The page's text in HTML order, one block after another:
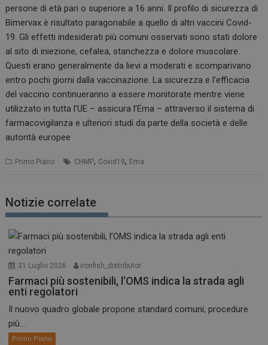
persone di età pari o superiore a 16 anni. Il profilo di sicurezza di
Bimervax è risultato paragonabile a quello di altri vaccini Covid-
19. Gli effetti indesiderati più comuni osservati sono stati dolore
al sito di iniezione, cefalea, stanchezza e dolore muscolare.
Questi erano generalmente da lievi a moderati e scomparivano
entro pochi giorni dalla vaccinazione. La sicurezza e l’efficacia
del vaccino continueranno a essere monitorate mentre viene
utilizzato in tutta l’UE – assicura l’Ema – attraverso il sistema di
farmacovigilanza e ulteriori studi da parte della società e delle
autorità europee
Primo Piano CHMP, Covid19, Ema
Notizie correlate
31 Luglio 2026 ironfish_distributor
Farmaci più sostenibili, l’OMS indica la strada agli
enti regolatori
Il nuovo quadro globale propone standard comuni, procedure
più...
Primo Piano